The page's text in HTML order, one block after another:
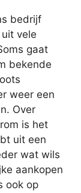
bedrijf
vele
gaat
bekende
weer een
Over
is het
uit een
wat wils
aankopen
ook op